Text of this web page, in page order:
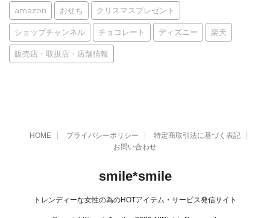
amazon おせち クリスマスプレゼント
ショップチャンネル チョコレート ディズニー 楽天
販売店・取扱店・店舗情報
HOME プライバシーポリシー
特定商取引法に基づく表記
お問い合わせ
smile*smile
トレンディーな女性の為のHOTアイテム・サービス発信サイト